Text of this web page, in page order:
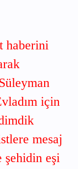
haberini
için
mesaj
şehidin eşi